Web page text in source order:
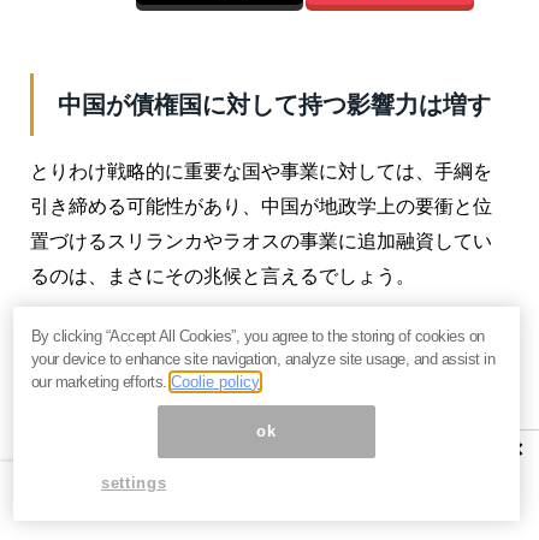
中国が債権国に対して持つ影響力は増す
とりわけ戦略的に重要な国や事業に対しては、手綱を
引き締める可能性があり、中国が地政学上の要衝と位
置づけるスリランカやラオスの事業に追加融資してい
るのは、まさにその兆候と言えるでしょう。
ケニアでは中国の融資で整備されたモンバサ港が債務
不履行に陥り接収されるとの懸念もくすぶっていま
交と呼ばれるものが牙をむき始めているのです。
×
By clicking “Accept All Cookies”, you agree to the storing of cookies on
your device to enhance site navigation, analyze site usage, and assist in
our marketing efforts.Coolie policy
ok
settings